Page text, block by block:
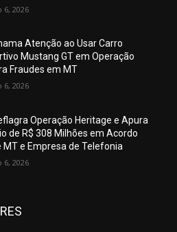
6, 2026
Atenção ao Usar Carro
Mustang GT em Operação
Fraudes em MT
6, 2026
Operação Heritage e Apura
de R$ 308 Milhões em Acordo
MT e Empresa de Telefonia
6, 2026